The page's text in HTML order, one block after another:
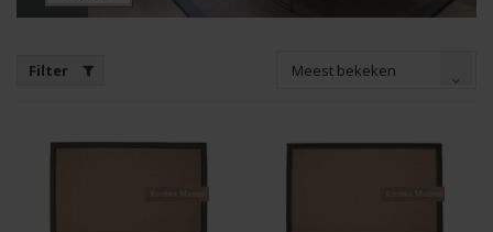
Filter Meest bekeken